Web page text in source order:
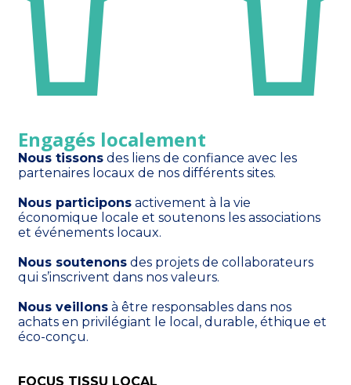
Engagés localement
Nous tissons des liens de confiance avec les
partenaires locaux de nos différents sites.
Nous participons activement à la vie
économique locale et soutenons les associations
et événements locaux.
Nous soutenons des projets de collaborateurs
qui s’inscrivent dans nos valeurs.
Nous veillons à être responsables dans nos
achats en privilégiant le local, durable, éthique et
éco-conçu.
FOCUS TISSU LOCAL